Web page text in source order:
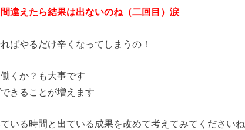
違えたら結果は出ないのね（二回目）涙
ばやるだけ辛くなってしまうの！
くか？も大事です
きることが増えます
いる時間と出ている成果を改めて考えてみてくださいね